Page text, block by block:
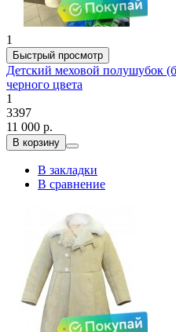
1
Быстрый просмотр
Детский меховой полушубок
черного цвета
1
3397
11 000 р.
В корзину
В закладки
В сравнение